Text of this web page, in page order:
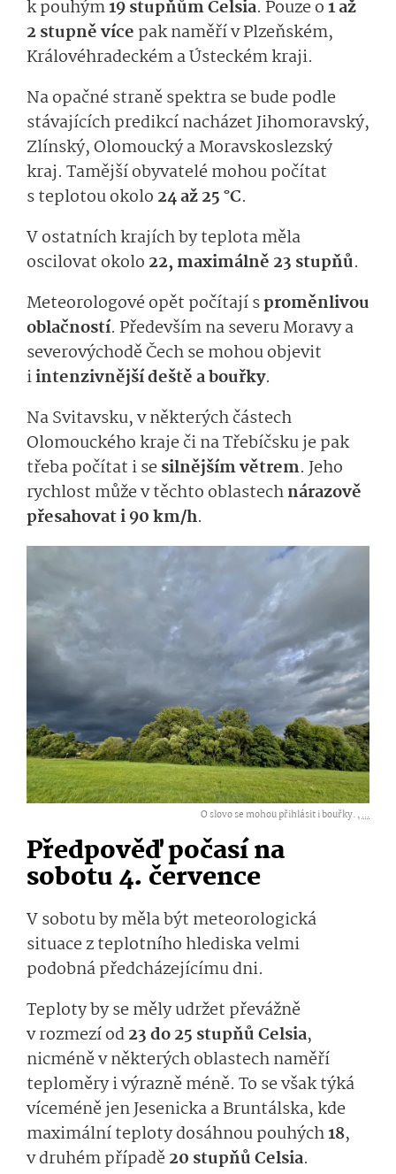
k pouhým19 stupňům Celsia. Pouze o1 až
2 stupně více pak naměří v Plzeňském,
Královéhradeckém a Ústeckém kraji.
Na opačné straně spektra se bude podle
stávajících predikcí nacházet Jihomoravský,
Zlínský, Olomoucký a Moravskoslezský
kraj. Tamější obyvatelé mohou počítat
s teplotou okolo 24 až 25 °C.
V ostatních krajích by teplota měla
oscilovat okolo 22, maximálně 23 stupňů.
Meteorologové opět počítají sproměnlivou
oblačností. Především na severu Moravy a
severovýchodě Čech se mohou objevit
iintenzivnější deště a bouřky.
Na Svitavsku, v některých částech
Olomouckého kraje či na Třebíčsku je pak
třeba počítat i sesilnějším větrem. Jeho
rychlost může v těchto oblastechnárazově
přesahovat i 90 km/h.
O slovo se mohou přihlásit i bouřky. ,...
Předpověď počasí na
sobotu 4. července
V sobotu by měla být meteorologická
situace z teplotního hlediska velmi
podobná předcházejícímu dni.
Teploty by se měly udržet převážně
v rozmezí od23 do 25 stupňů Celsia,
nicméně v některých oblastech naměří
teploměry i výrazně méně. To se však týká
víceméně jen Jesenicka a Bruntálska, kde
maximální teploty dosáhnou pouhých18,
v druhém případě20 stupňů Celsia.